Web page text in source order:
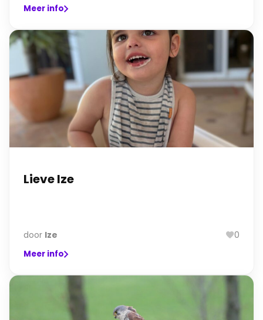
Meer info
Lieve Ize
door Ize 0
Meer info